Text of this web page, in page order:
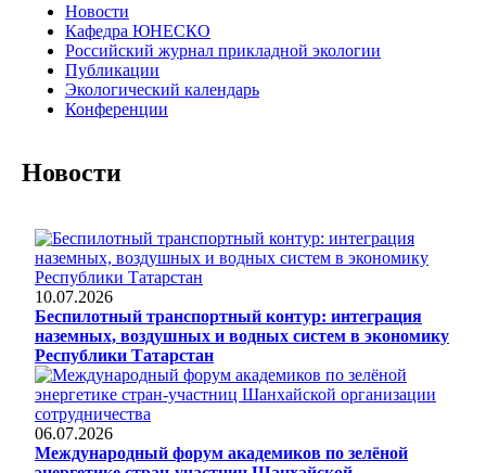
Новости
Кафедра ЮНЕСКО
Российский журнал прикладной экологии
Публикации
Экологический календарь
Конференции
Новости
10.07.2026
Беспилотный транспортный контур: интеграция
наземных, воздушных и водных систем в экономику
Республики Татарстан
06.07.2026
Международный форум академиков по зелёной